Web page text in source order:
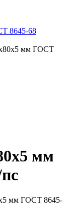
8645-68
мм ГОСТ
мм